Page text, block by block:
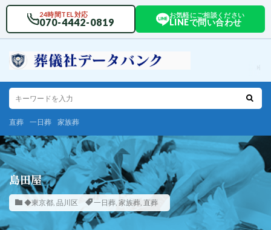
24時間TEL対応
070-4442-0819
お気軽にご相談ください
LINEで問い合わせ
直葬 一日葬 家族葬
島田屋
◆東京都, 品川区 一日葬, 家族葬, 直葬